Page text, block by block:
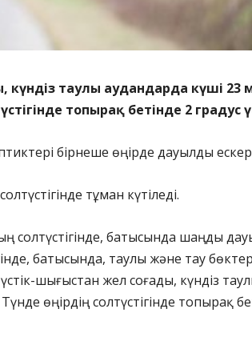
күндіз таулы аудандарда күші 23
топырақ бетінде 2 градус
бірнеше өңірде дауылды
тұман күтіледі.
солтүстігінде, батысында шаңды
батысында, таулы және тау
шығыстан жел соғады, күндіз
өңірдің солтүстігінде топырақ